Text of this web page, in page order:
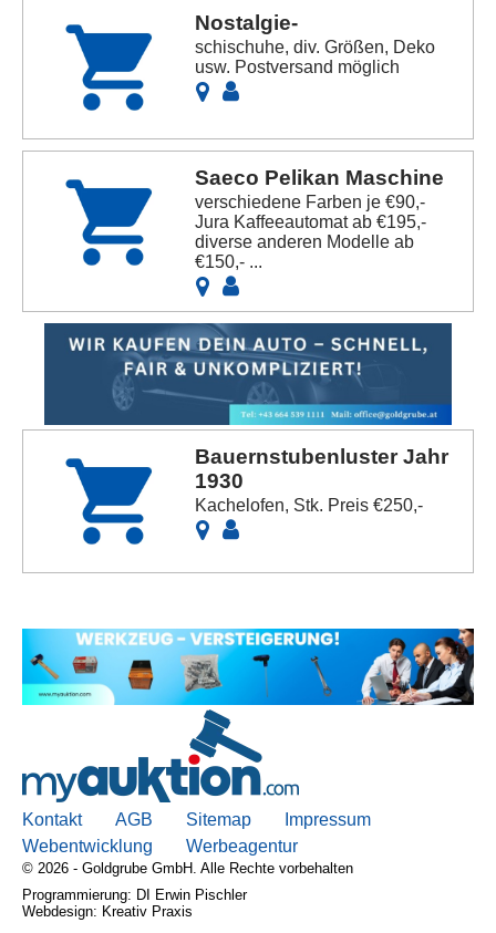
Nostalgie-
schischuhe, div. Größen, Deko
usw. Postversand möglich
Saeco Pelikan Maschine
verschiedene Farben je €90,-
Jura Kaffeeautomat ab €195,-
diverse anderen Modelle ab
€150,- ...
Bauernstubenluster Jahr
1930
Kachelofen, Stk. Preis €250,-
Kontakt AGB Sitemap
Impressum
Webentwicklung
Werbeagentur
© 2026 - Goldgrube GmbH. Alle Rechte vorbehalten
Programmierung: DI Erwin Pischler
Webdesign: Kreativ Praxis